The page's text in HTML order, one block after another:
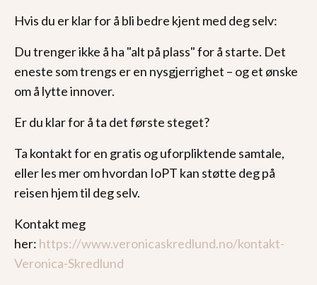
Hvis du er klar for å bli bedre kjent med deg selv:
Du trenger ikke å ha "alt på plass" for å starte. Det
eneste som trengs er en nysgjerrighet – og et ønske
om å lytte innover.
Er du klar for å ta det første steget?
Ta kontakt for en gratis og uforpliktende samtale,
eller les mer om hvordan IoPT kan støtte deg på
reisen hjem til deg selv.
Kontakt meg
her: https://www.veronicaskredlund.no/kontakt-
Veronica-Skredlund